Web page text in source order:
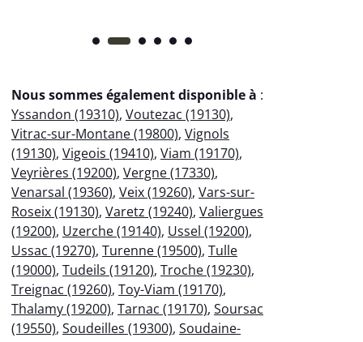
Nous sommes également disponible à :
Yssandon (19310), Voutezac (19130),
Vitrac-sur-Montane (19800), Vignols
(19130), Vigeois (19410), Viam (19170),
Veyrières (19200), Vergne (17330),
Venarsal (19360), Veix (19260), Vars-sur-
Roseix (19130), Varetz (19240), Valiergues
(19200), Uzerche (19140), Ussel (19200),
Ussac (19270), Turenne (19500), Tulle
(19000), Tudeils (19120), Troche (19230),
Treignac (19260), Toy-Viam (19170),
Thalamy (19200), Tarnac (19170), Soursac
(19550), Soudeilles (19300), Soudaine-